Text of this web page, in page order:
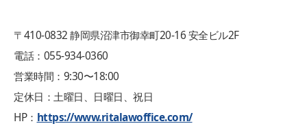
〒410-0832 静岡県沼津市御幸町20-16 安全ビル2F
電話：055-934-0360
営業時間：9:30〜18:00
定休日：土曜日、日曜日、祝日
HP： https://www.ritalawoffice.com/